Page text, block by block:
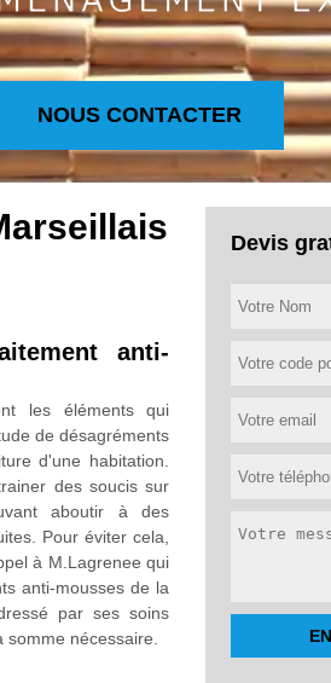
NOUS CONTACTER
anti-
les éléments qui
de désagréments
d'une habitation.
des soucis sur
aboutir à des
Pour éviter cela,
à M.Lagrenee qui
anti-mousses de la
par ses soins
nécessaire.
Devis